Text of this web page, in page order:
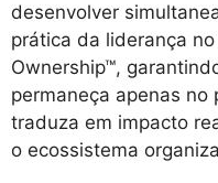
desenvolver
prática da liderança
Ownership™,
permaneça apenas no
traduza em impacto
o ecossistema